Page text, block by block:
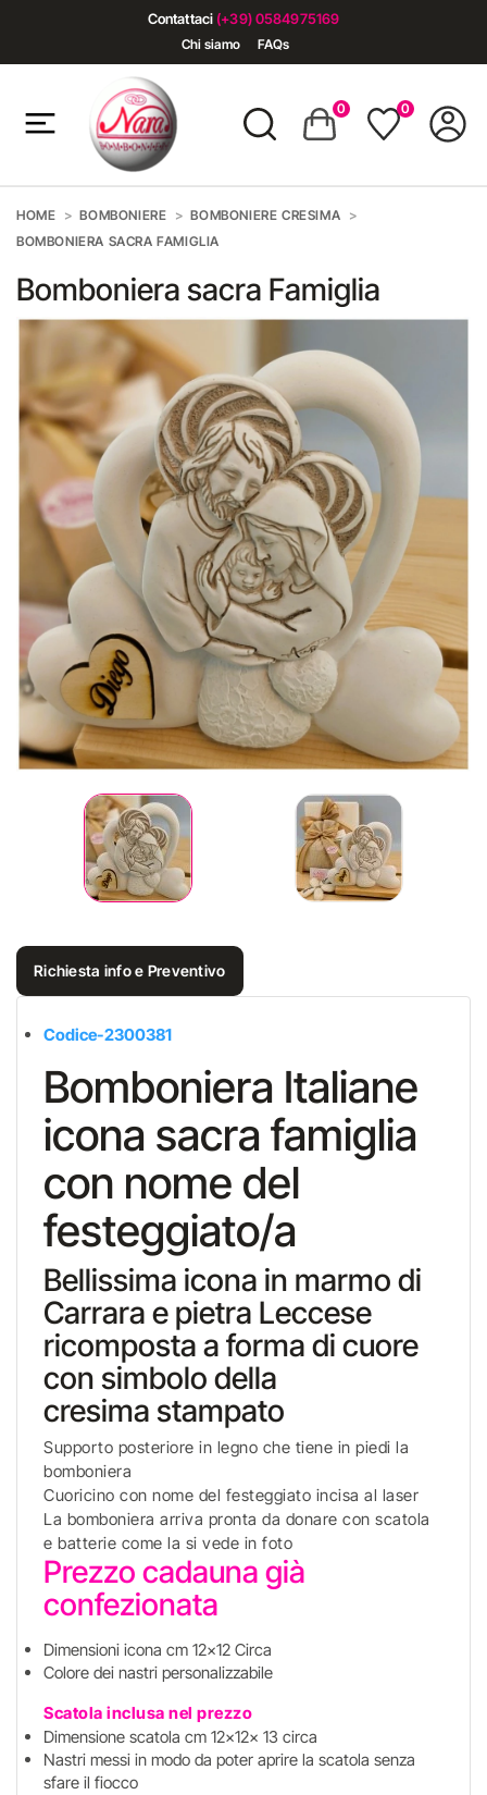
Contattaci (+39) 0584975169
Chi siamo FAQs
0 0
HOME BOMBONIERE
BOMBONIERE CRESIMA
BOMBONIERA SACRA FAMIGLIA
Bomboniera sacra Famiglia
Richiesta info e Preventivo
Codice-2300381
Bomboniera Italiane
icona sacra famiglia
con nome del
festeggiato/a
Bellissima icona in marmo di
Carrara e pietra Leccese
ricomposta a forma di cuore
con simbolo della
cresima stampato
Supporto posteriore in legno che tiene in piedi la
bomboniera
Cuoricino con nome del festeggiato incisa al laser
La bomboniera arriva pronta da donare con scatola
e batterie come la si vede in foto
Prezzo cadauna già
confezionata
Dimensioni icona cm 12x12 Circa
Colore dei nastri personalizzabile
Scatola inclusa nel prezzo
Dimensione scatola cm 12x12x 13 circa
Nastri messi in modo da poter aprire la scatola senza
sfare il fiocco